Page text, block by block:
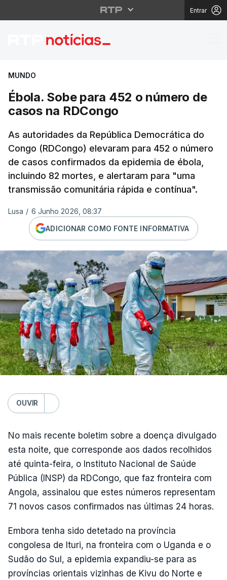
Entrar
Ébola. Sobe para 452
MUNDO
Ébola. Sobe para 452 o número de
casos na RDCongo
As autoridades da República Democrática do
Congo (RDCongo) elevaram para 452 o número
de casos confirmados da epidemia de ébola,
incluindo 82 mortes, e alertaram para "uma
transmissão comunitária rápida e contínua".
Lusa / 6 Junho 2026, 08:37
ADICIONAR COMO FONTE INFORMATIVA
OUVIR
No mais recente boletim sobre a doença divulgado
esta noite, que corresponde aos dados recolhidos
até quinta-feira, o Instituto Nacional de Saúde
Pública (INSP) da RDCongo, que faz fronteira com
Angola, assinalou que estes números representam
71 novos casos confirmados nas últimas 24 horas.
Embora tenha sido detetado na província
congolesa de Ituri, na fronteira com o Uganda e o
Sudão do Sul, a epidemia expandiu-se para as
províncias orientais vizinhas de Kivu do Norte e